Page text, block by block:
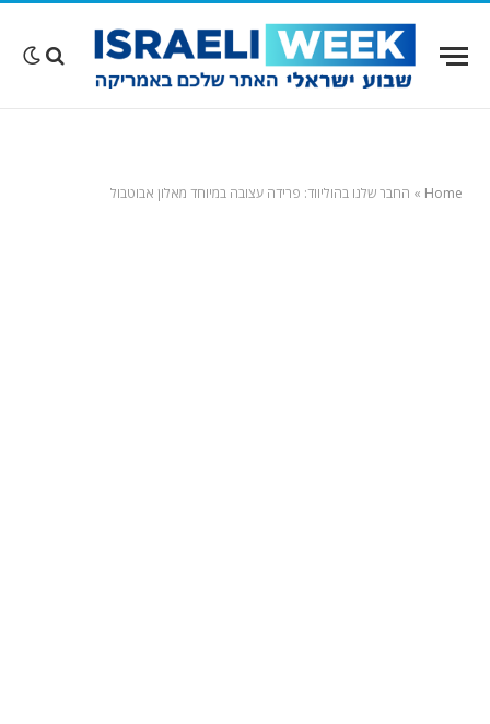
Home
» החבר שלנו בהוליווד: פרידה עצובה במיוחד מאלון אבוטבול